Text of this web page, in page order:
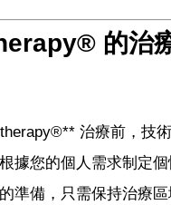
的治
治療前，技
據您的個人需求制定
準備，只需保持治療區